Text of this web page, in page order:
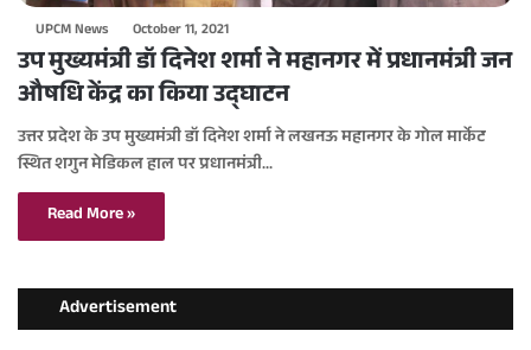
UPCM News October 11, 2021
उप मुख्यमंत्री डॉ दिनेश शर्मा ने महानगर में प्रधानमंत्री जन
औषधि केंद्र का किया उद्घाटन
उत्तर प्रदेश के उप मुख्यमंत्री डॉ दिनेश शर्मा ने लखनऊ महानगर के गोल मार्केट
स्थित शगुन मेडिकल हाल पर प्रधानमंत्री…
Read More »
Advertisement